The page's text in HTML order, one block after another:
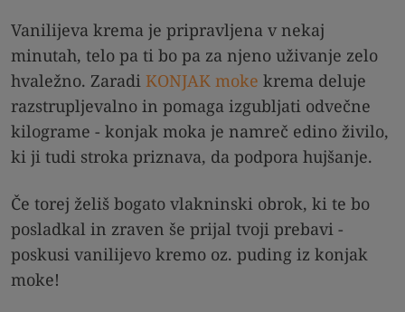
Vanilijeva krema je pripravljena v nekaj
minutah, telo pa ti bo pa za njeno uživanje zelo
hvaležno. Zaradi KONJAK moke krema deluje
razstrupljevalno in pomaga izgubljati odvečne
kilograme - konjak moka je namreč edino živilo,
ki ji tudi stroka priznava, da podpora hujšanje.
Če torej želiš bogato vlakninski obrok, ki te bo
posladkal in zraven še prijal tvoji prebavi -
poskusi vanilijevo kremo oz. puding iz konjak
moke!